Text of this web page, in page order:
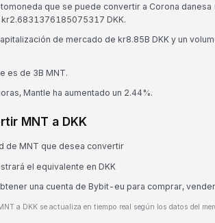
que se puede convertir a Corona danesa
kr2.6831376185075317 DKK.
de mercado de kr8.85B DKK y un
es de 3B MNT.
Mantle ha aumentado un 2.44%.
MNT a DKK
de MNT que desea convertir
el equivalente en DKK
una cuenta de Bybit-eu para comprar,
a DKK se actualiza en tiempo real según los datos del